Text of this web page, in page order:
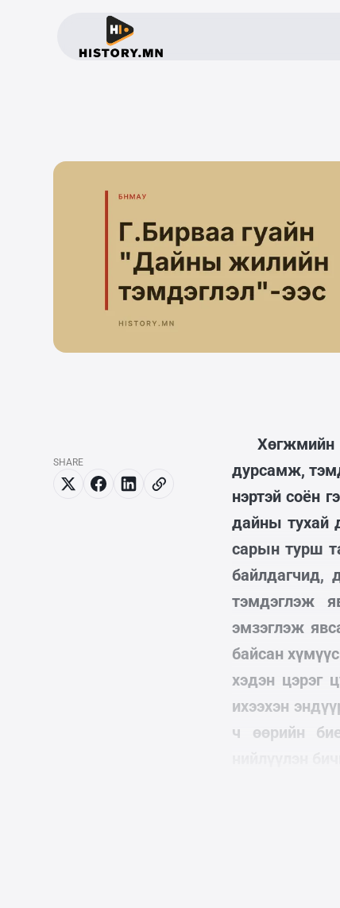
Хөгжмийн
дурсамж,
нэртэй соён
дайны тухай
сарын турш
байлдагчид,
тэмдэглэж
эмзэглэж
байсан
хэдэн цэрэг
ихээхэн
ч өөрийн
SHARE